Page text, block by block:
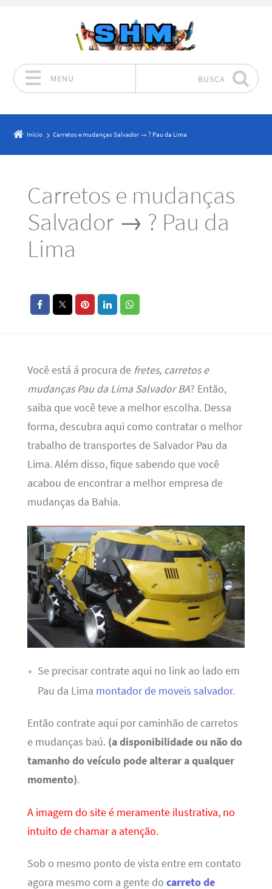
MENU BUSCA
Início Carretos e mudanças Salvador → ? Pau da Lima
Carretos e mudanças
Salvador → ? Pau da
Lima
Você está á procura de fretes, carretos e
mudanças Pau da Lima Salvador BA? Então,
saiba que você teve a melhor escolha. Dessa
forma, descubra aqui como contratar o melhor
trabalho de transportes de Salvador Pau da
Lima. Além disso, fique sabendo que você
acabou de encontrar a melhor empresa de
mudanças da Bahia.
Se precisar contrate aqui no link ao lado em
Pau da Lima montador de moveis salvador.
Então contrate aqui por caminhão de carretos
e mudanças baú. (a disponibilidade ou não do
tamanho do veículo pode alterar a qualquer
momento).
A imagem do site é meramente ilustrativa, no
intuito de chamar a atenção.
Sob o mesmo ponto de vista entre em contato
agora mesmo com a gente do carreto de